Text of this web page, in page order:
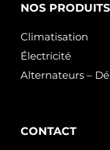
NOS PRODUITS
Climatisation
Électricité
Alternateurs –
CONTACT